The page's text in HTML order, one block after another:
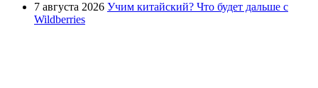
7 августа 2026 Учим китайский? Что будет дальше с
Wildberries